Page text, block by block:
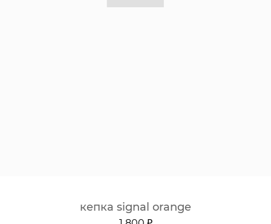
кепка signal orange